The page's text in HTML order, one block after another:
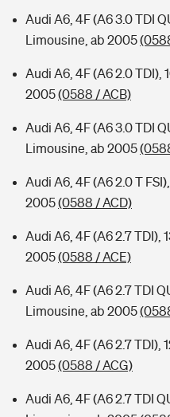
Audi A6, 4F (A6 3.0 TDI
Limousine, ab 2005
Audi A6, 4F (A6 2.0 TDI),
2005(0588 / ACB)
Audi A6, 4F (A6 3.0 TDI
Limousine, ab 2005
Audi A6, 4F (A6 2.0 T
2005(0588 / ACD)
Audi A6, 4F (A6 2.7 TDI),
2005(0588 / ACE)
Audi A6, 4F (A6 2.7 TDI
Limousine, ab 2005
Audi A6, 4F (A6 2.7 TDI),
2005(0588 / ACG)
Audi A6, 4F (A6 2.7 TDI